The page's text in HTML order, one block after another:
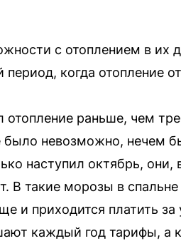
с отоплением в их
когда отопление
раньше, чем
было невозможно, нечем
наступил октябрь,
В такие морозы в
и приходится платить
каждый год тарифы, а